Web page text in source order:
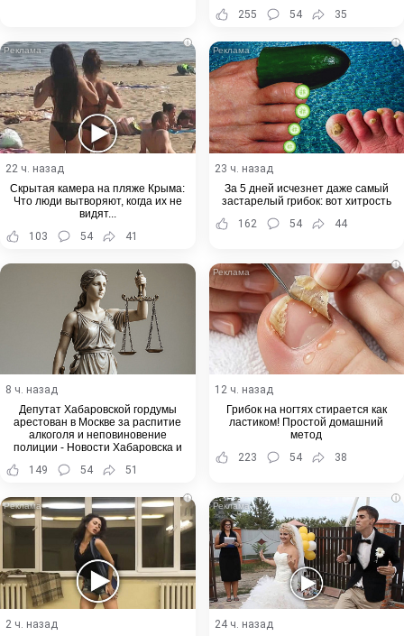
255
54 35
i
22 ч. назад
Скрытая камера на пляже Крыма:
Что люди вытворяют, когда их не
видят...
103
54 41
i
23 ч. назад
За 5 дней исчезнет даже самый
застарелый грибок: вот хитрость
162
54 44
8 ч. назад
Депутат Хабаровской гордумы
арестован в Москве за распитие
алкоголя и неповиновение
полиции - Новости Хабаровска и
149 54 51
i
12 ч. назад
Грибок на ногтях стирается как
ластиком! Простой домашний
метод
223
54 38
i
2 ч. назад
i
24 ч. назад